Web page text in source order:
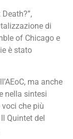
di
of Chicago e
è stato
ma anche
nella sintesi
che più
Quintet del